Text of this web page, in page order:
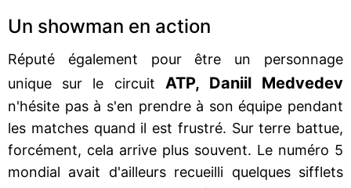
Un showman en action
Réputé également pour être un personnage
unique sur le circuit ATP, Daniil Medvedev
n'hésite pas à s'en prendre à son équipe pendant
les matches quand il est frustré. Sur terre battue,
forcément, cela arrive plus souvent. Le numéro 5
mondial avait d'ailleurs recueilli quelques sifflets